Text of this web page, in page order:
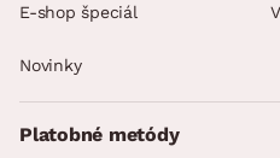
E-shop špeciál
Novinky
Platobné metódy